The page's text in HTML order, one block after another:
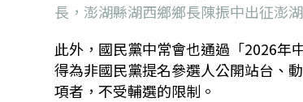
長，澎湖縣湖西鄉鄉長陳振中出征澎
此外，國民黨中常會也通過「2026年
得為非國民黨提名參選人公開站台、
項者，不受輔選的限制。